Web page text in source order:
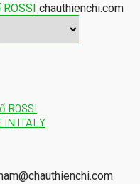
chauthienchi.com
ROSSI
IN ITALY